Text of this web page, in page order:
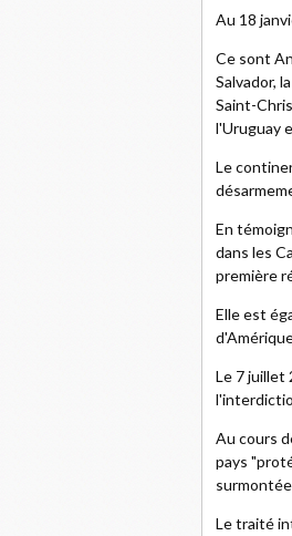
Au 18
Ce sont
Salvador,
Saint-
l'Uruguay
Le
En
dans les
première
Elle est
Le 7 juillet
Au cours
pays
Le traité